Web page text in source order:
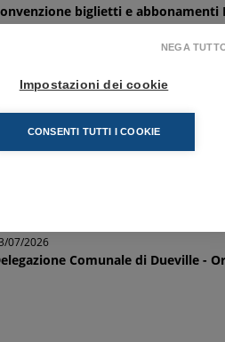
biglietti e abbonamenti
Progetto turismo sociale e inclusivo
21/07/2026
Comunale di Lonigo -
Delegazione Comunale di Dueville -
Delegazione Comunale di Asiago -
07/2026
Comunale di Dueville -
Impostazioni dei cookie
NEGA
CONSENTI TUTTI I COOKIE